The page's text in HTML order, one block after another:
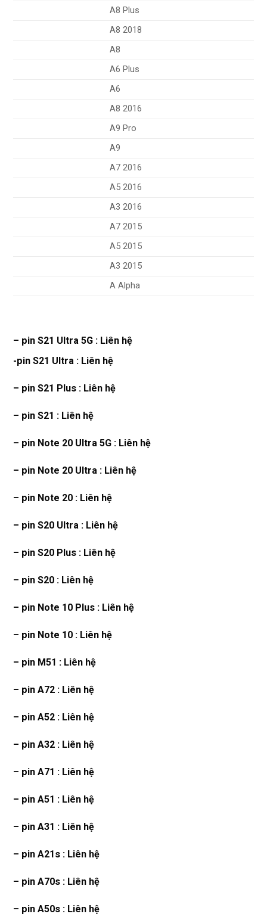
A8 Plus
A8 2018
A8
A6 Plus
A6
A8 2016
A9 Pro
A9
A7 2016
A5 2016
A3 2016
A7 2015
A5 2015
A3 2015
A Alpha
– pin S21 Ultra 5G : Liên hệ
-pin S21 Ultra : Liên hệ
– pin S21 Plus : Liên hệ
– pin S21 : Liên hệ
– pin Note 20 Ultra 5G : Liên hệ
– pin Note 20 Ultra : Liên hệ
– pin Note 20 : Liên hệ
– pin S20 Ultra : Liên hệ
– pin S20 Plus : Liên hệ
– pin S20 : Liên hệ
– pin Note 10 Plus : Liên hệ
– pin Note 10 : Liên hệ
– pin M51 : Liên hệ
– pin A72 : Liên hệ
– pin A52 : Liên hệ
– pin A32 : Liên hệ
– pin A71 : Liên hệ
– pin A51 : Liên hệ
– pin A31 : Liên hệ
– pin A21s : Liên hệ
– pin A70s : Liên hệ
– pin A50s : Liên hệ